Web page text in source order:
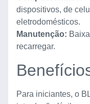
dispositivos, de
eletrodomésticos.
Manutenção:
recarregar.
Para iniciantes, o